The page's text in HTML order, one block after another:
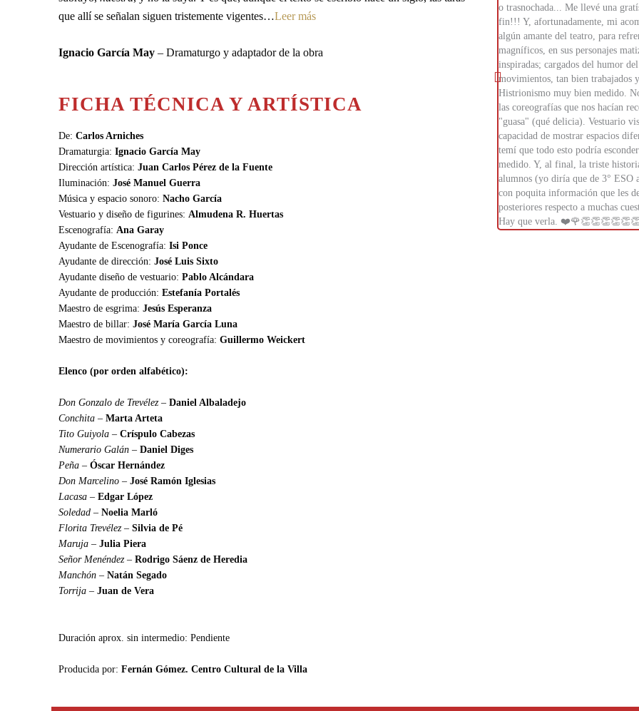
que allí se señalan siguen tristemente vigentes…Leer más
Ignacio García May – Dramaturgo y adaptador de la obra
FICHA TÉCNICA Y ARTÍSTICA
De: Carlos Arniches
Dramaturgia: Ignacio García May
Dirección artística: Juan Carlos Pérez de la Fuente
Iluminación: José Manuel Guerra
Música y espacio sonoro: Nacho García
Vestuario y diseño de figurines: Almudena R. Huertas
Escenografía: Ana Garay
Ayudante de Escenografía: Isi Ponce
Ayudante de dirección: José Luis Sixto
Ayudante diseño de vestuario: Pablo Alcándara
Ayudante de producción: Estefanía Portalés
Maestro de esgrima: Jesús Esperanza
Maestro de billar: José María García Luna
Maestro de movimientos y coreografía: Guillermo Weickert
Elenco (por orden alfabético):
Don Gonzalo de Trevélez – Daniel Albaladejo
Conchita – Marta Arteta
Tito Guiyola – Críspulo Cabezas
Numerario Galán – Daniel Diges
Peña – Óscar Hernández
Don Marcelino – José Ramón Iglesias
Lacasa – Edgar López
Soledad – Noelia Marló
Florita Trevélez – Silvia de Pé
Maruja – Julia Piera
Señor Menéndez – Rodrigo Sáenz de Heredia
Manchón – Natán Segado
Torrija – Juan de Vera
Duración aprox. sin intermedio: Pendiente
Producida por: Fernán Gómez. Centro Cultural de la Villa
o trasnochada... Me llevé una
fin!!! Y, afortunadamente, mi
algún amante del teatro, para
magníficos, en sus personajes
inspiradas; cargados del humor
movimientos, tan bien trabajados
Histrionismo muy bien medido.
las coreografías que nos hacían
"guasa" (qué delicia). Vestuario
capacidad de mostrar espacios
temí que todo esto podría
medido. Y, al final, la triste
alumnos (yo diría que de 3° ESO
con poquita información que les
posteriores respecto a muchas
Hay que verla. ❤️🌹👏👏👏👏👏👏 ‎